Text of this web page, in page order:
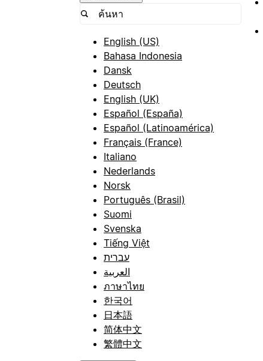
English (US)
Bahasa Indonesia
Dansk
Deutsch
English (UK)
Español (España)
Español (Latinoamérica)
Français (France)
Italiano
Nederlands
Norsk
Português (Brasil)
Suomi
Svenska
Tiếng Việt
עברית
العربية
ภาษาไทย
한국어
日本語
简体中文
繁體中文